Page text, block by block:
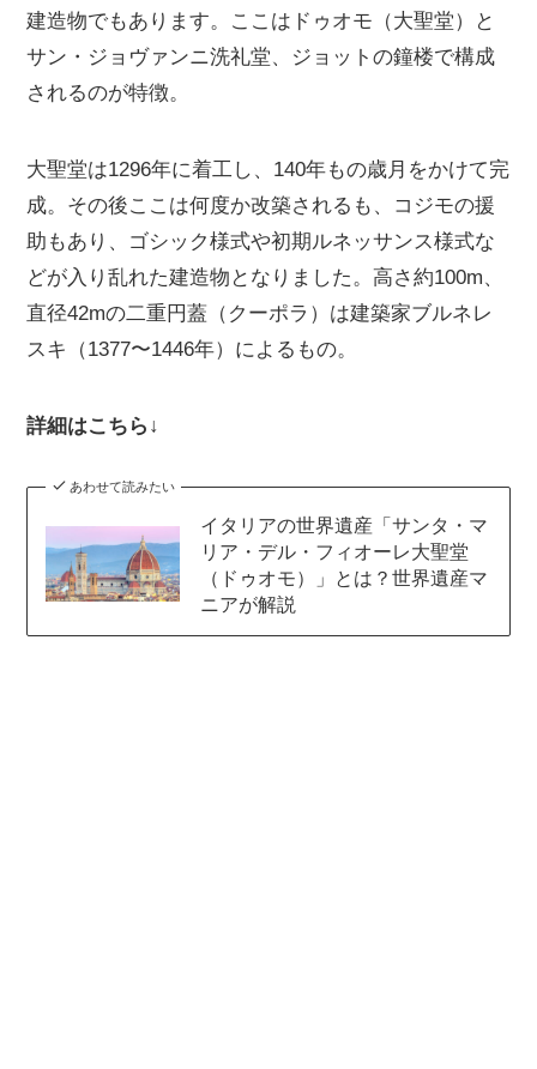
建造物でもあります。ここはドゥオモ（大聖堂）と
サン・ジョヴァンニ洗礼堂、ジョットの鐘楼で構成
されるのが特徴。
大聖堂は1296年に着工し、140年もの歳月をかけて完
成。その後ここは何度か改築されるも、コジモの援
助もあり、ゴシック様式や初期ルネッサンス様式な
どが入り乱れた建造物となりました。高さ約100m、
直径42mの二重円蓋（クーポラ）は建築家ブルネレ
スキ（1377〜1446年）によるもの。
詳細はこちら↓
あわせて読みたい
イタリアの世界遺産「サンタ・マ
リア・デル・フィオーレ大聖堂
（ドゥオモ）」とは？世界遺産マ
ニアが解説